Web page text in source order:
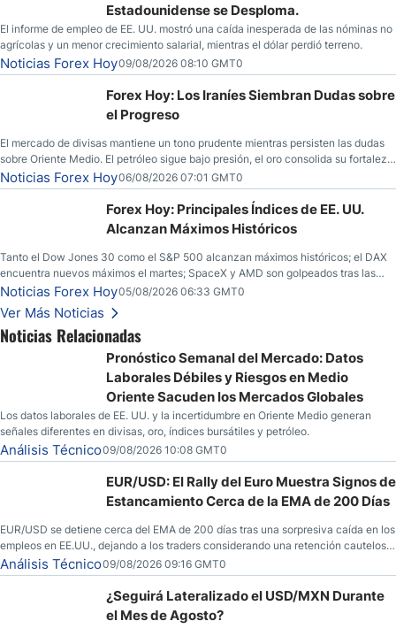
Estadounidense se Desploma.
El informe de empleo de EE. UU. mostró una caída inesperada de las nóminas no
agrícolas y un menor crecimiento salarial, mientras el dólar perdió terreno.
Noticias Forex Hoy09/08/2026 08:10 GMT0
Forex Hoy: Los Iraníes Siembran Dudas sobre
el Progreso
El mercado de divisas mantiene un tono prudente mientras persisten las dudas
sobre Oriente Medio. El petróleo sigue bajo presión, el oro consolida su fortaleza
y los operadores esperan nuevas referencias económicas desde Estados
Unidos.
Noticias Forex Hoy06/08/2026 07:01 GMT0
Forex Hoy: Principales Índices de EE. UU.
Alcanzan Máximos Históricos
Tanto el Dow Jones 30 como el S&P 500 alcanzan máximos históricos; el DAX
encuentra nuevos máximos el martes; SpaceX y AMD son golpeados tras las
llamadas de ganancias; el petróleo crudo cae por debajo de los $80 con nuevas
esperanzas; el dólar estadounidense continúa intentando estabilizarse frente al
yen; el peso mexicano ve un repunte a medida que las tasas caen en EE. UU.
Noticias Forex Hoy05/08/2026 06:33 GMT0
Ver Más Noticias
Noticias Relacionadas
Pronóstico Semanal del Mercado: Datos
Laborales Débiles y Riesgos en Medio
Oriente Sacuden los Mercados Globales
Los datos laborales de EE. UU. y la incertidumbre en Oriente Medio generan
señales diferentes en divisas, oro, índices bursátiles y petróleo.
Análisis Técnico09/08/2026 10:08 GMT0
EUR/USD: El Rally del Euro Muestra Signos de
Estancamiento Cerca de la EMA de 200 Días
EUR/USD se detiene cerca del EMA de 200 días tras una sorpresiva caída en los
empleos en EE.UU., dejando a los traders considerando una retención cautelosa
ante un fin de semana incierto.
Análisis Técnico09/08/2026 09:16 GMT0
¿Seguirá Lateralizado el USD/MXN Durante
el Mes de Agosto?